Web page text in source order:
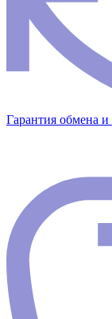
Гарантия обмена и